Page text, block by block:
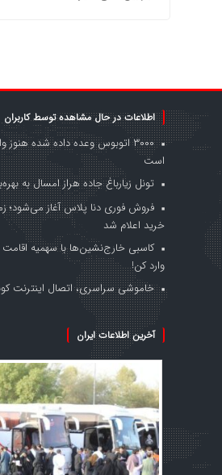
اطلاعات در حال مشاهده توسط کاربران
۳۰۰۰ اتوبوس وعده داده شده
است
تونل زیارباغ جاده هراز امسال به
فروش فوری دنا پلاس آغاز می‌شود؛
خرید اعلام شد
وارد کن!
خاموشی سراسری، اتصال اینترنت
آخرین اطلاعات ایران